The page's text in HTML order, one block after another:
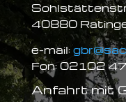
40880
e-mail:
Fon: 02102
Anfahrt mit